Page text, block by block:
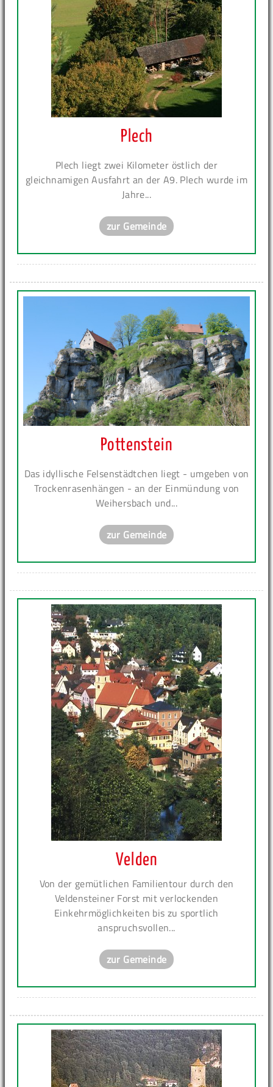
Plech
Plech liegt zwei Kilometer östlich der
gleichnamigen Ausfahrt an der A9. Plech wurde im
Jahre...
zur Gemeinde
Pottenstein
Das idyllische Felsenstädtchen liegt - umgeben von
Trockenrasenhängen - an der Einmündung von
Weihersbach und...
zur Gemeinde
Velden
Von der gemütlichen Familientour durch den
Veldensteiner Forst mit verlockenden
Einkehrmöglichkeiten bis zu sportlich
anspruchsvollen...
zur Gemeinde